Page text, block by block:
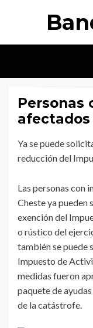
Personas
afectados
Ya se puede
reducción del
Las personas con
Cheste ya pueden
exención del
o rústico del
también se puede
Impuesto de
medidas fueron
paquete de
de la catástrofe.